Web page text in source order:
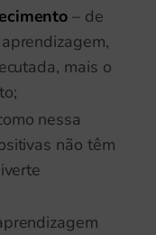
– de
mais o
nessa
não têm